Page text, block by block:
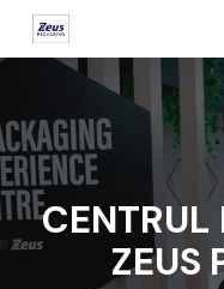
Skip
to
content
CENTRUL
ZEUS